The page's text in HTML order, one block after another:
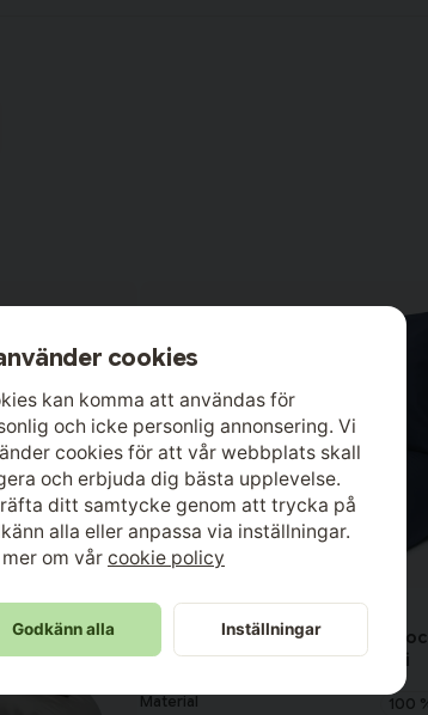
Kosta Linnewäfveri
Örngott Nottingham Percale
Marin 50x60 Kosta Linnewäfveri
Material
100
cookies
kan komma att användas för
och icke personlig annonsering. Vi
cookies för att vår webbplats skall
och erbjuda dig bästa upplevelse.
ditt samtycke genom att trycka på
alla eller anpassa via inställningar.
mer om vår cookie policy
Godkänn alla Inställningar